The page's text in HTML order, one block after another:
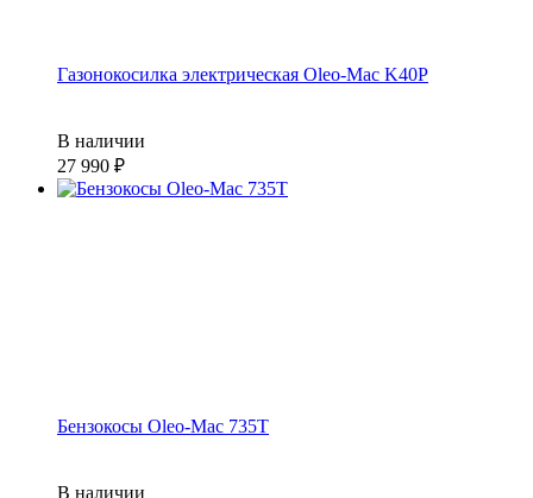
Газонокосилка электрическая Oleo-Mac K40P
В наличии
27 990
Бензокосы Oleo-Mac 735T
В наличии